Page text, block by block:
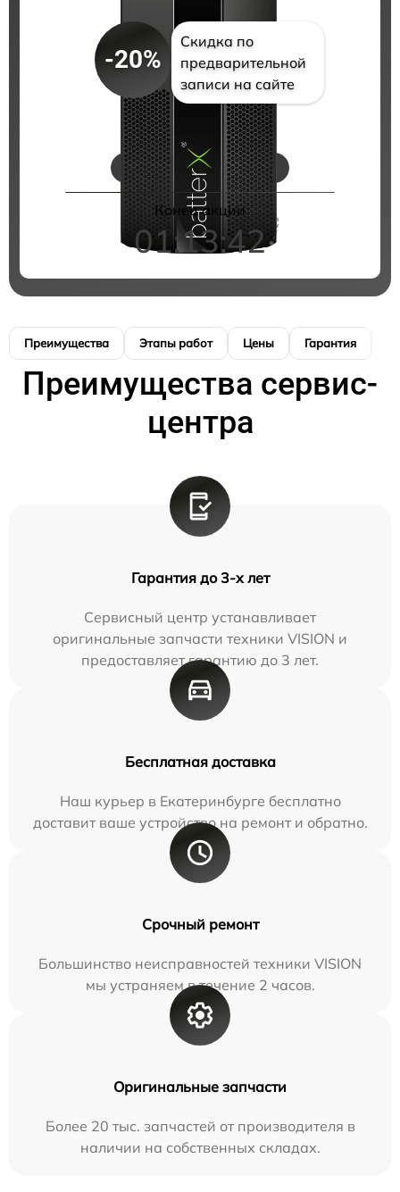
-20%
Скидка по
предварительной
записи на сайте
Цены на ремонт
Конец акции
01:13:41
Преимущества Этапы работ Цены Гарантия
Преимущества сервис-
центра
Гарантия до 3-х лет
Сервисный центр устанавливает
оригинальные запчасти техники VISION и
предоставляет гарантию до 3 лет.
Бесплатная доставка
Наш курьер в Екатеринбурге бесплатно
доставит ваше устройство на ремонт и обратно.
Срочный ремонт
Большинство неисправностей техники VISION
мы устраняем в течение 2 часов.
Оригинальные запчасти
Более 20 тыс. запчастей от производителя в
наличии на собственных складах.